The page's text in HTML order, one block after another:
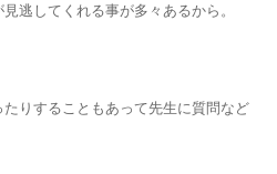
逃してくれる事が多々あるから。
りすることもあって先生に質問など